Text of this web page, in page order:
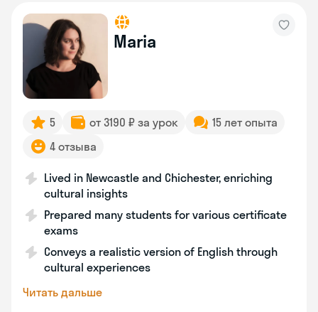
Maria
5 от 3190 ₽ за урок
15 лет опыта
4 отзыва
Lived in Newcastle and Chichester, enriching
cultural insights
Prepared many students for various certificate
exams
Conveys a realistic version of English through
cultural experiences
Читать дальше